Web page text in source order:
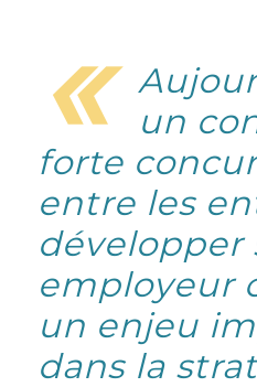
«
un
forte
entre les
développer
employeur
un enjeu
dans la